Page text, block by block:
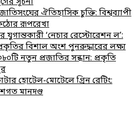
ঐতিহাসিক চুক্তি: বিশ্বব্যাপী
রূপরেখা
‘নেচার রেস্টোরেশন ল’:
বিশাল অংশ পুনরুদ্ধারের লক্ষ্য
নতুন প্রজাতির সন্ধান: প্রকৃতি
হোটেল-মোটেলে গ্রিন রেটিং:
মানদণ্ড